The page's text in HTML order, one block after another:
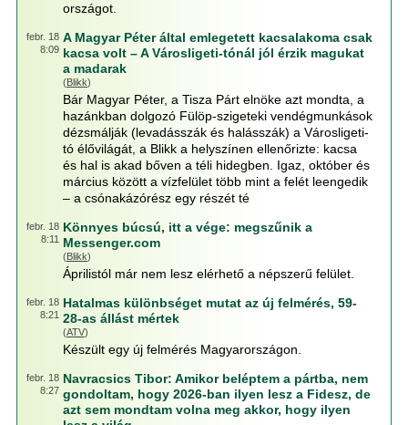
országot.
febr. 18
8:09
A Magyar Péter által emlegetett kacsalakoma csak
kacsa volt – A Városligeti-tónál jól érzik magukat
a madarak
(Blikk)
Bár Magyar Péter, a Tisza Párt elnöke azt mondta, a
hazánkban dolgozó Fülöp-szigeteki vendégmunkások
dézsmálják (levadásszák és halásszák) a Városligeti-
tó élővilágát, a Blikk a helyszínen ellenőrizte: kacsa
és hal is akad bőven a téli hidegben. Igaz, október és
március között a vízfelület több mint a felét leengedik
– a csónakázórész egy részét té
febr. 18
8:11
Könnyes búcsú, itt a vége: megszűnik a
Messenger.com
(Blikk)
Áprilistól már nem lesz elérhető a népszerű felület.
febr. 18
8:21
Hatalmas különbséget mutat az új felmérés, 59-
28-as állást mértek
(ATV)
Készült egy új felmérés Magyarországon.
febr. 18
8:27
Navracsics Tibor: Amikor beléptem a pártba, nem
gondoltam, hogy 2026-ban ilyen lesz a Fidesz, de
azt sem mondtam volna meg akkor, hogy ilyen